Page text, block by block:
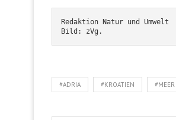
Redaktion Natur und Umwelt
Bild: zVg.
#ADRIA #KROATIEN #MEER